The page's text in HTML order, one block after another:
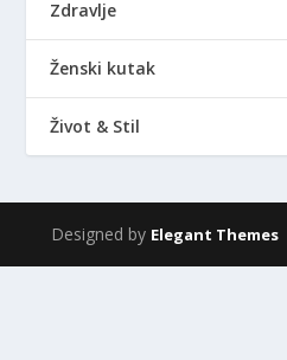
Zdravlje
Ženski kutak
Život & Stil
Designed by Elegant Themes